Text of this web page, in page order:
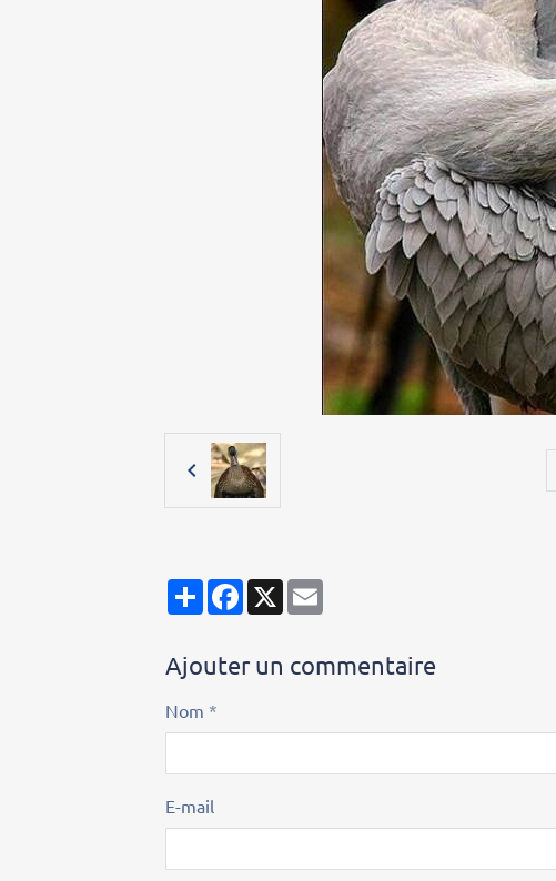
PartagerFacebook
X
Ajouter un commentaire
Nom
E-mail